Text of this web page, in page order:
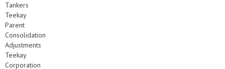
Tankers
Teekay
Parent
Consolidation
Adjustments
Teekay
Corporation